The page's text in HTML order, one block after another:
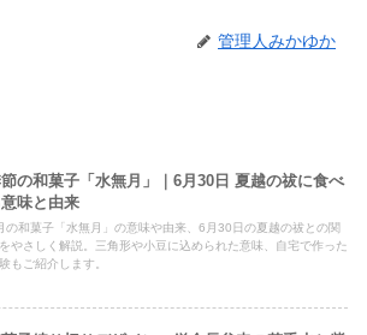
管理人みかゆか
の和菓子「水無月」｜6月30日 夏越の祓に食べ
味と由来
の和菓子「水無月」の意味や由来、6月30日の夏越の祓との関
やさしく解説。三角形や小豆に込められた意味、自宅で作った
もご紹介します。